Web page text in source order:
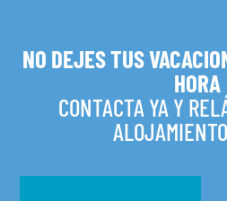
NO DEJES TUS
HORA
CONTACTA YA Y